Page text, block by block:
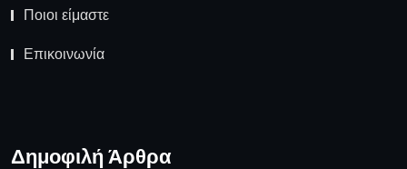
Ποιοι είμαστε
Επικοινωνία
Δημοφιλή Άρθρα